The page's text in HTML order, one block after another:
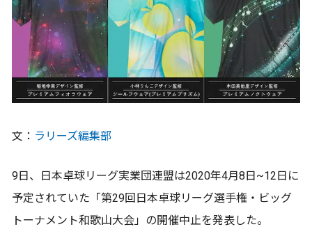
文： ラリーズ編集部
9日、日本卓球リーグ実業団連盟は2020年4月8日~12日に
予定されていた「第29回日本卓球リーグ選手権・ビッグ
トーナメント和歌山大会」の開催中止を発表した。